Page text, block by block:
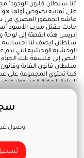
"انا سلطان قانون
على ثمانية نصوص أولها
عاشه الجمهور المصري في
حادث مقتل مدرب الأسود
إدريس هذه القصّة إلى لوحة
سلطان ليصف لنا إحساسه
الوحشية الوحشية التي ندم
النص إلى فلسفة تلك
سلطان قانون الغابة
كما تحتوي المجموعة على
البراءة، لحظة قمر، حوار
وصول